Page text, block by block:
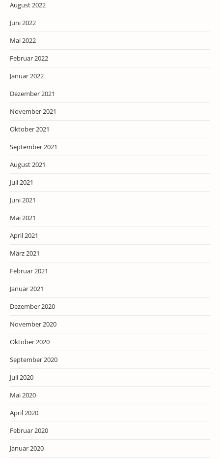
August 2022
Juni 2022
Mai 2022
Februar 2022
Januar 2022
Dezember 2021
November 2021
Oktober 2021
September 2021
August 2021
Juli 2021
Juni 2021
Mai 2021
April 2021
März 2021
Februar 2021
Januar 2021
Dezember 2020
November 2020
Oktober 2020
September 2020
Juli 2020
Mai 2020
April 2020
Februar 2020
Januar 2020